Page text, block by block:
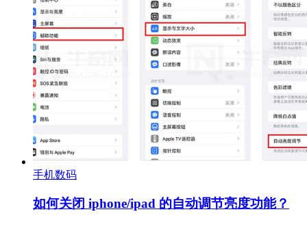
手机数码
如何关闭 iphone/ipad 的自动调节亮度功能？